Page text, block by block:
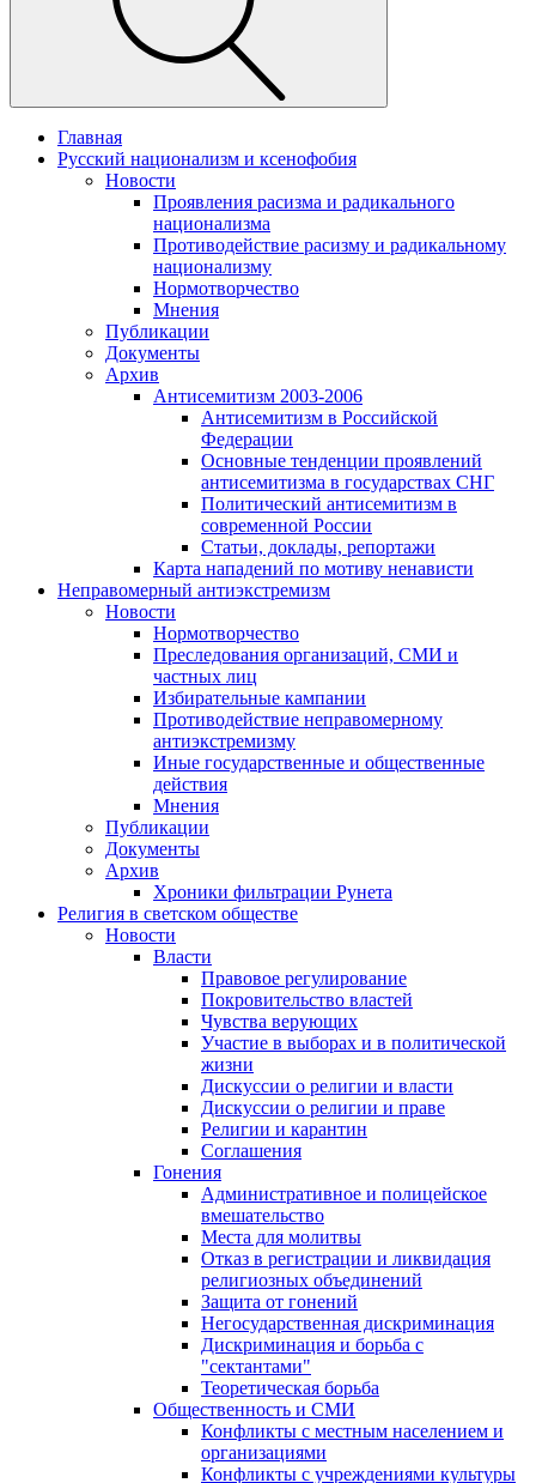
Главная
Русский национализм и ксенофобия
Новости
Проявления расизма и радикального
национализма
Противодействие расизму и радикальному
национализму
Нормотворчество
Мнения
Публикации
Документы
Архив
Антисемитизм 2003-2006
Антисемитизм в Российской
Федерации
Основные тенденции проявлений
антисемитизма в государствах СНГ
Политический антисемитизм в
современной России
Статьи, доклады, репортажи
Карта нападений по мотиву ненависти
Неправомерный антиэкстремизм
Новости
Нормотворчество
Преследования организаций, СМИ и
частных лиц
Избирательные кампании
Противодействие неправомерному
антиэкстремизму
Иные государственные и общественные
действия
Мнения
Публикации
Документы
Архив
Хроники фильтрации Рунета
Религия в светском обществе
Новости
Власти
Правовое регулирование
Покровительство властей
Чувства верующих
Участие в выборах и в политической
жизни
Дискуссии о религии и власти
Дискуссии о религии и праве
Религии и карантин
Соглашения
Гонения
Административное и полицейское
вмешательство
Места для молитвы
Отказ в регистрации и ликвидация
религиозных объединений
Защита от гонений
Негосударственная дискриминация
Дискриминация и борьба с
"сектантами"
Теоретическая борьба
Общественность и СМИ
Конфликты с местным населением и
организациями
Конфликты с учреждениями культуры